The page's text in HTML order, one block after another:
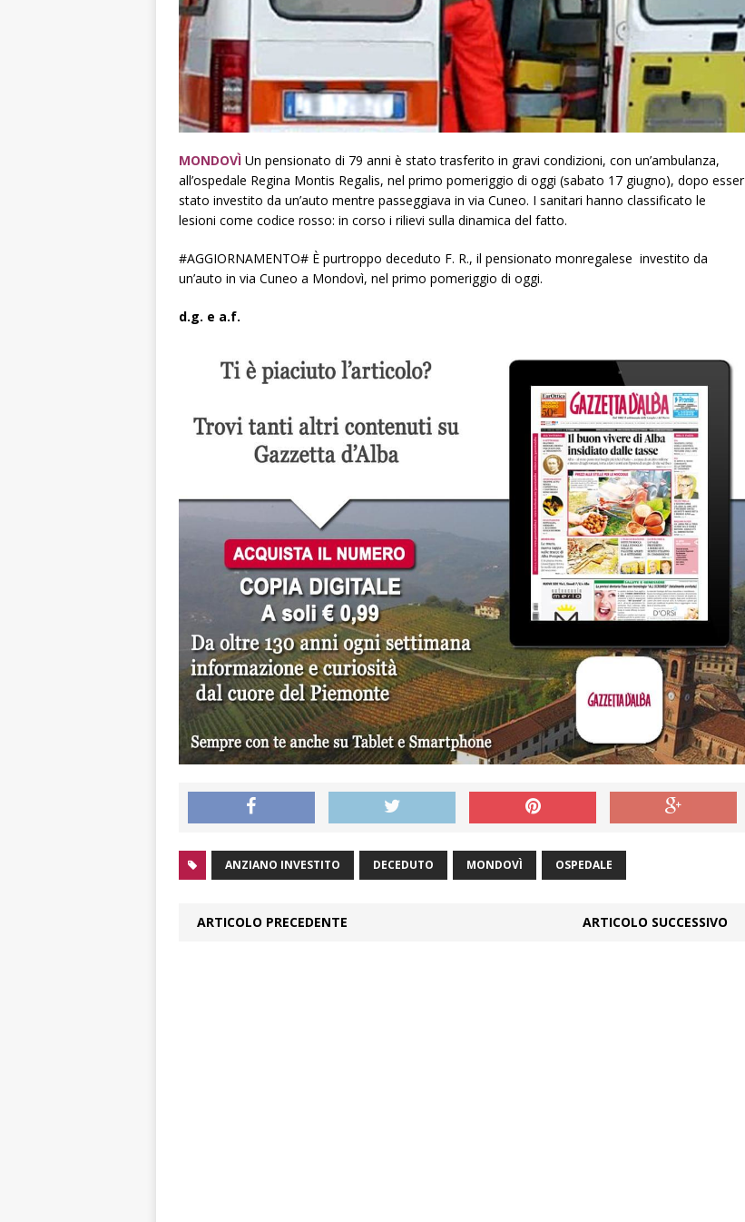
MONDOVÌ Un pensionato di 79 anni è stato trasferito in gravi condizioni, con un’ambulanza,
all’ospedale Regina Montis Regalis, nel primo pomeriggio di oggi (sabato 17 giugno), dopo esser
stato investito da un’auto mentre passeggiava in via Cuneo. I sanitari hanno classificato le
lesioni come codice rosso: in corso i rilievi sulla dinamica del fatto.
#AGGIORNAMENTO# È purtroppo deceduto F. R., il pensionato monregalese investito da
un’auto in via Cuneo a Mondovì, nel primo pomeriggio di oggi.
d.g. e a.f.
ANZIANO INVESTITO DECEDUTO MONDOVÌ OSPEDALE
ARTICOLO PRECEDENTE ARTICOLO SUCCESSIVO